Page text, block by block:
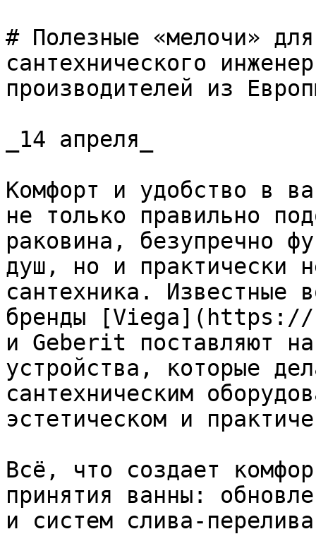
# Полезные «мелочи»
сантехнического
производителей из
_14 апреля_
Комфорт и удобство в
не только правильно
раковина, безупречно
душ, но и практически
сантехника. Известные
бренды
и Geberit поставляют на
устройства, которые
сантехническим
эстетическом и
Всё, что создает
принятия ванны:
и систем слива-